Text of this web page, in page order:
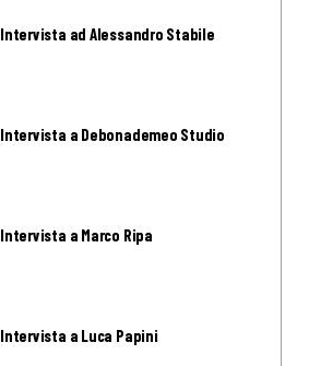
Intervista ad Alessandro Stabile
Intervista a Debonademeo Studio
Intervista a Marco Ripa
Intervista a Luca Papini